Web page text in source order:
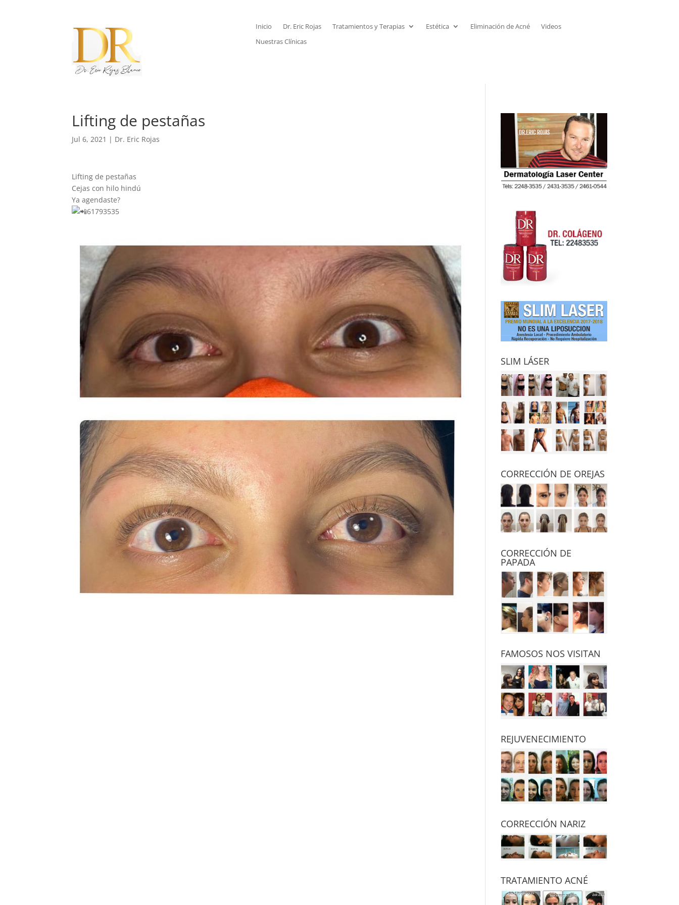
Inicio Dr. Eric Rojas Tratamientos y Terapias Estética Eliminación de Acné
Videos
Nuestras Clínicas
Lifting de pestañas
Jul 6, 2021 | Dr. Eric Rojas
Lifting de pestañas
Cejas con hilo hindú
Ya agendaste?
61793535
SLIM LÁSER
CORRECCIÓN DE OREJAS
CORRECCIÓN DE
PAPADA
FAMOSOS NOS VISITAN
REJUVENECIMIENTO
CORRECCIÓN NARIZ
TRATAMIENTO ACNÉ